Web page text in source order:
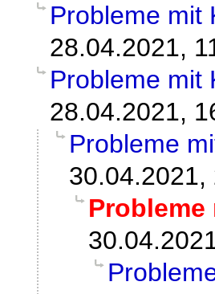
Probleme mit
28.04.2021,
Probleme mit
28.04.2021,
Probleme
30.04.2021,